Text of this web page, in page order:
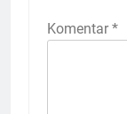
Komentar *